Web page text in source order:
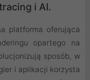
i AI.
platforma oferująca
opartego na
sposób, w
i aplikacji korzysta